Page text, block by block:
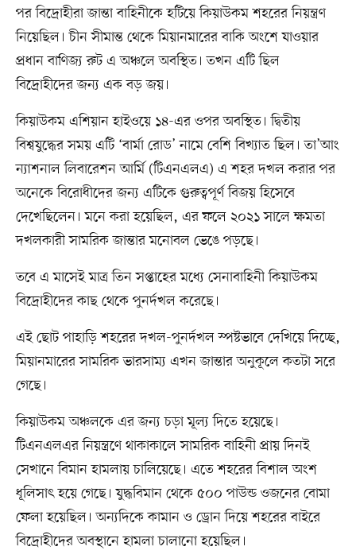
পর বিদ্রোহীরা জান্তা বাহিনীকে হটিয়ে কিয়াউকম শহরের নিয়ন্ত্রণ
নিয়েছিল। চীন সীমান্ত থেকে মিয়ানমারের বাকি অংশে যাওয়ার
প্রধান বাণিজ্য রুট এ অঞ্চলে অবস্থিত। তখন এটি ছিল
বিদ্রোহীদের জন্য এক বড় জয়।
কিয়াউকম এশিয়ান হাইওয়ে ১৪-এর ওপর অবস্থিত। দ্বিতীয়
বিশ্বযুদ্ধের সময় এটি ‘বার্মা রোড’ নামে বেশি বিখ্যাত ছিল। তা’আং
ন্যাশনাল লিবারেশন আর্মি (টিএনএলএ) এ শহর দখল করার পর
অনেকে বিরোধীদের জন্য এটিকে গুরুত্বপূর্ণ বিজয় হিসেবে
দেখেছিলেন। মনে করা হয়েছিল, এর ফলে ২০২১ সালে ক্ষমতা
দখলকারী সামরিক জান্তার মনোবল ভেঙে পড়ছে।
তবে এ মাসেই মাত্র তিন সপ্তাহের মধ্যে সেনাবাহিনী কিয়াউকম
বিদ্রোহীদের কাছ থেকে পুনর্দখল করেছে।
এই ছোট পাহাড়ি শহরের দখল-পুনর্দখল স্পষ্টভাবে দেখিয়ে দিচ্ছে,
মিয়ানমারের সামরিক ভারসাম্য এখন জান্তার অনুকূলে কতটা সরে
গেছে।
কিয়াউকম অঞ্চলকে এর জন্য চড়া মূল্য দিতে হয়েছে।
টিএনএলএর নিয়ন্ত্রণে থাকাকালে সামরিক বাহিনী প্রায় দিনই
সেখানে বিমান হামলায় চালিয়েছে। এতে শহরের বিশাল অংশ
ধূলিসাৎ হয়ে গেছে। যুদ্ধবিমান থেকে ৫০০ পাউন্ড ওজনের বোমা
ফেলা হয়েছিল। অন্যদিকে কামান ও ড্রোন দিয়ে শহরের বাইরে
বিদ্রোহীদের অবস্থানে হামলা চালানো হয়েছিল।